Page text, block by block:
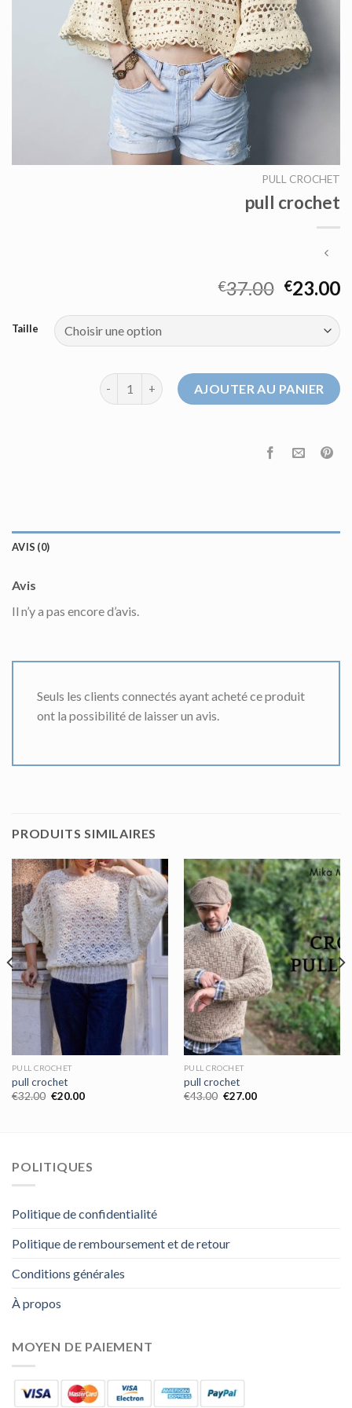
PULL CROCHET
pull crochet
€37.00 €23.00
Taille
quantité de pull crochetAJOUTER AU PANIER
AVIS (0)
Avis
Il n’y a pas encore d’avis.
Seuls les clients connectés ayant acheté ce produit
ont la possibilité de laisser un avis.
PRODUITS SIMILAIRES
PULL CROCHET
pull crochet
€32.00 €20.00
PULL CROCHET
pull crochet
€43.00 €27.00
POLITIQUES
Politique de confidentialité
Politique de remboursement et de retour
Conditions générales
À propos
MOYEN DE PAIEMENT